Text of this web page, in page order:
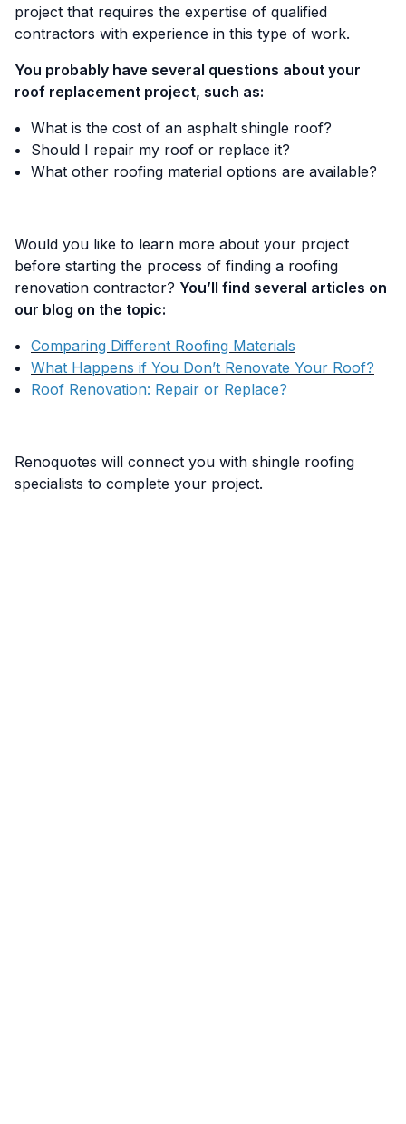
project that requires the expertise of qualified
contractors with experience in this type of work.
You probably have several questions about your
roof replacement project, such as:
What is the cost of an asphalt shingle roof?
Should I repair my roof or replace it?
What other roofing material options are available?
Would you like to learn more about your project
before starting the process of finding a roofing
renovation contractor? You’ll find several articles on
our blog on the topic:
Comparing Different Roofing Materials
What Happens if You Don’t Renovate Your Roof?
Roof Renovation: Repair or Replace?
Renoquotes will connect you with shingle roofing
specialists to complete your project.